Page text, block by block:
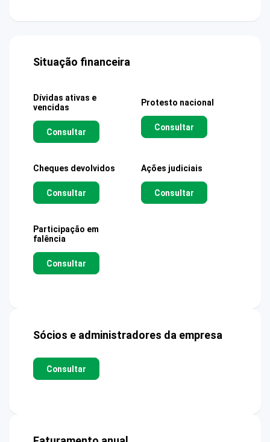
Situação financeira
Dívidas ativas e
vencidas
Consultar
Protesto nacional
Consultar
Cheques devolvidos
Consultar
Ações judiciais
Consultar
Participação em
falência
Consultar
Sócios e administradores da empresa
Consultar